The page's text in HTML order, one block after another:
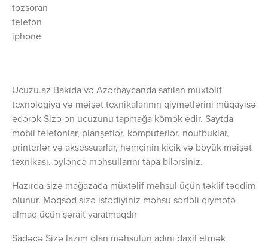
tozsoran
telefon
iphone
Ucuzu.az Bakıda və Azərbaycanda satılan müxtəlif
texnologiya və məişət texnikalarının qiymətlərini müqayisə
edərək Sizə ən ucuzunu tapmağa kömək edir. Saytda
mobil telefonlar, planşetlər, komputerlər, noutbuklar,
printerlər və aksessuarlar, həmçinin kiçik və böyük məişət
texnikası, əyləncə məhsullarını tapa bilərsiniz.
Hazırda sizə mağazada müxtəlif məhsul üçün təklif təqdim
olunur. Məqsəd sizə istədiyiniz məhsu sərfəli qiymətə
almaq üçün şərait yaratmaqdır
Sadəcə Sizə lazım olan məhsulun adını daxil etmək